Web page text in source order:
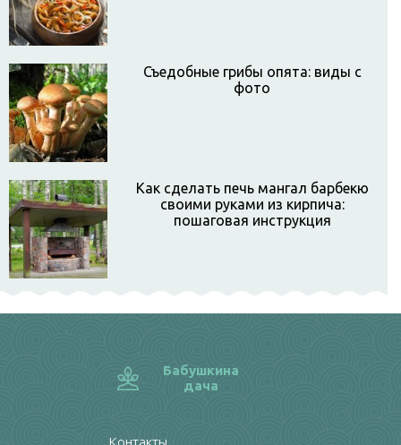
Съедобные грибы опята: виды с
фото
Как сделать печь мангал барбекю
своими руками из кирпича:
пошаговая инструкция
Бабушкина
дача
Контакты